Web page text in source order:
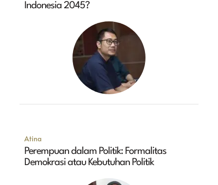
Indonesia 2045?
Atina
Perempuan dalam Politik: Formalitas
Demokrasi atau Kebutuhan Politik